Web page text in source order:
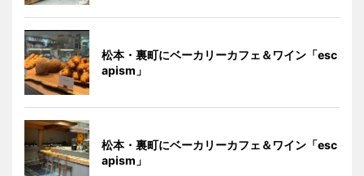
松本・裏町にベーカリーカフェ＆ワイン「esc
apism」
松本・裏町にベーカリーカフェ＆ワイン「esc
apism」